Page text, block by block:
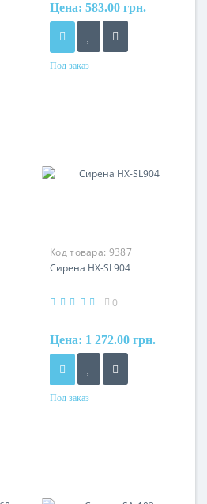
Цена: 583.00 грн.
Под заказ
Код товара: 9387
Сирена HX-SL904
0
Цена: 1 272.00 грн.
Под заказ